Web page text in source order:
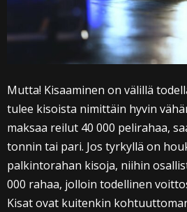
Mutta! Kisaaminen on välillä
tulee kisoista nimittäin hyvin
maksaa reilut 40 000 pelirahaa,
tonnin tai pari. Jos tyrkyllä on
palkintorahan kisoja, niihin
000 rahaa, jolloin todellinen
Kisat ovat kuitenkin